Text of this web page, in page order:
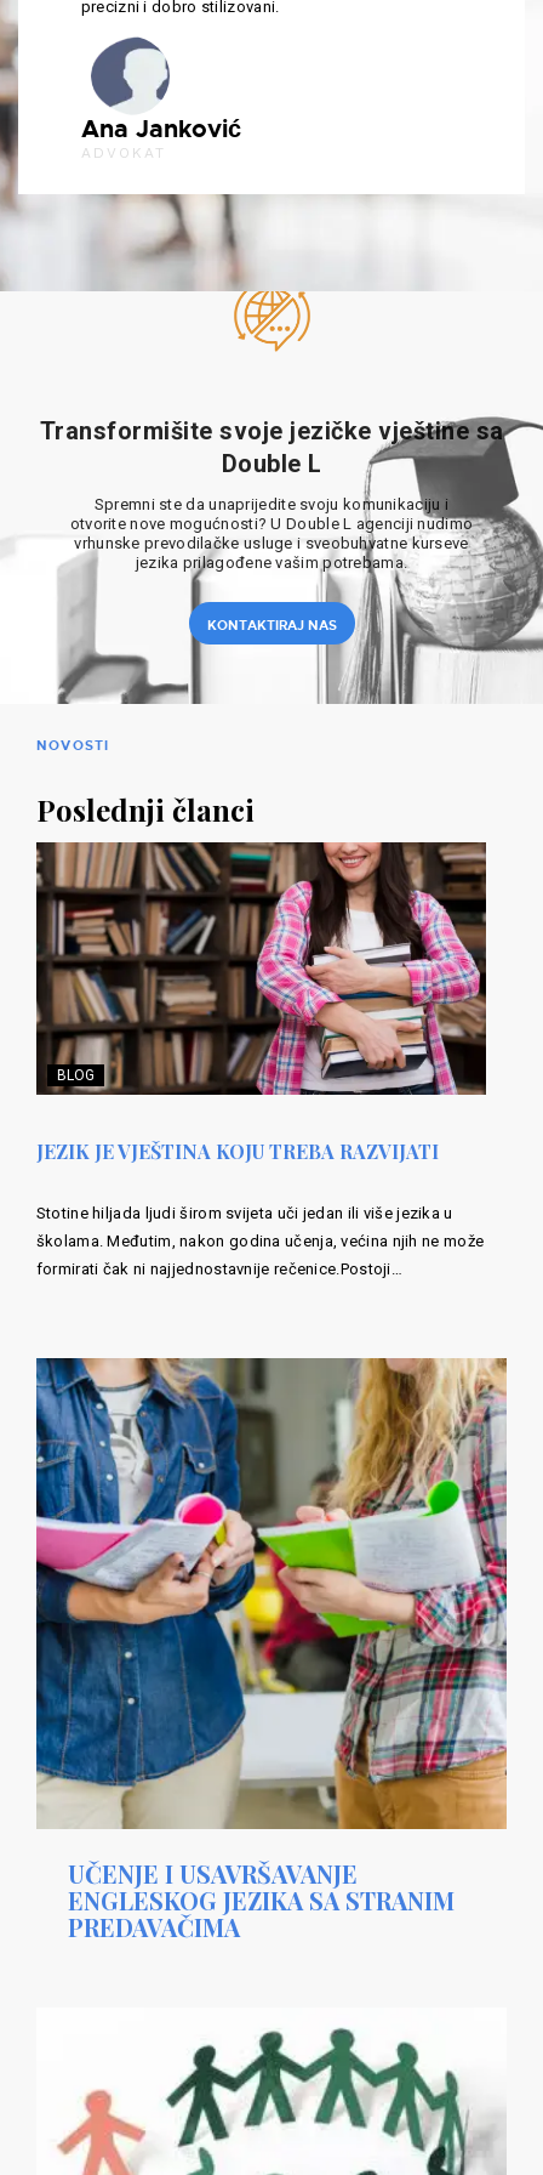
precizni i dobro stilizovani.
Ana Janković
ADVOKAT
Transformišite svoje jezičke vještine sa
Double L
Spremni ste da unaprijedite svoju komunikaciju i
otvorite nove mogućnosti? U Double L agenciji nudimo
vrhunske prevodilačke usluge i sveobuhvatne kurseve
jezika prilagođene vašim potrebama.
KONTAKTIRAJ NAS
NOVOSTI
Poslednji članci
BLOG
JEZIK JE VJEŠTINA KOJU TREBA RAZVIJATI
Stotine hiljada ljudi širom svijeta uči jedan ili više jezika u
školama. Međutim, nakon godina učenja, većina njih ne može
formirati čak ni najjednostavnije rečenice.Postoji…
UČENJE I USAVRŠAVANJE
ENGLESKOG JEZIKA SA STRANIM
PREDAVAČIMA